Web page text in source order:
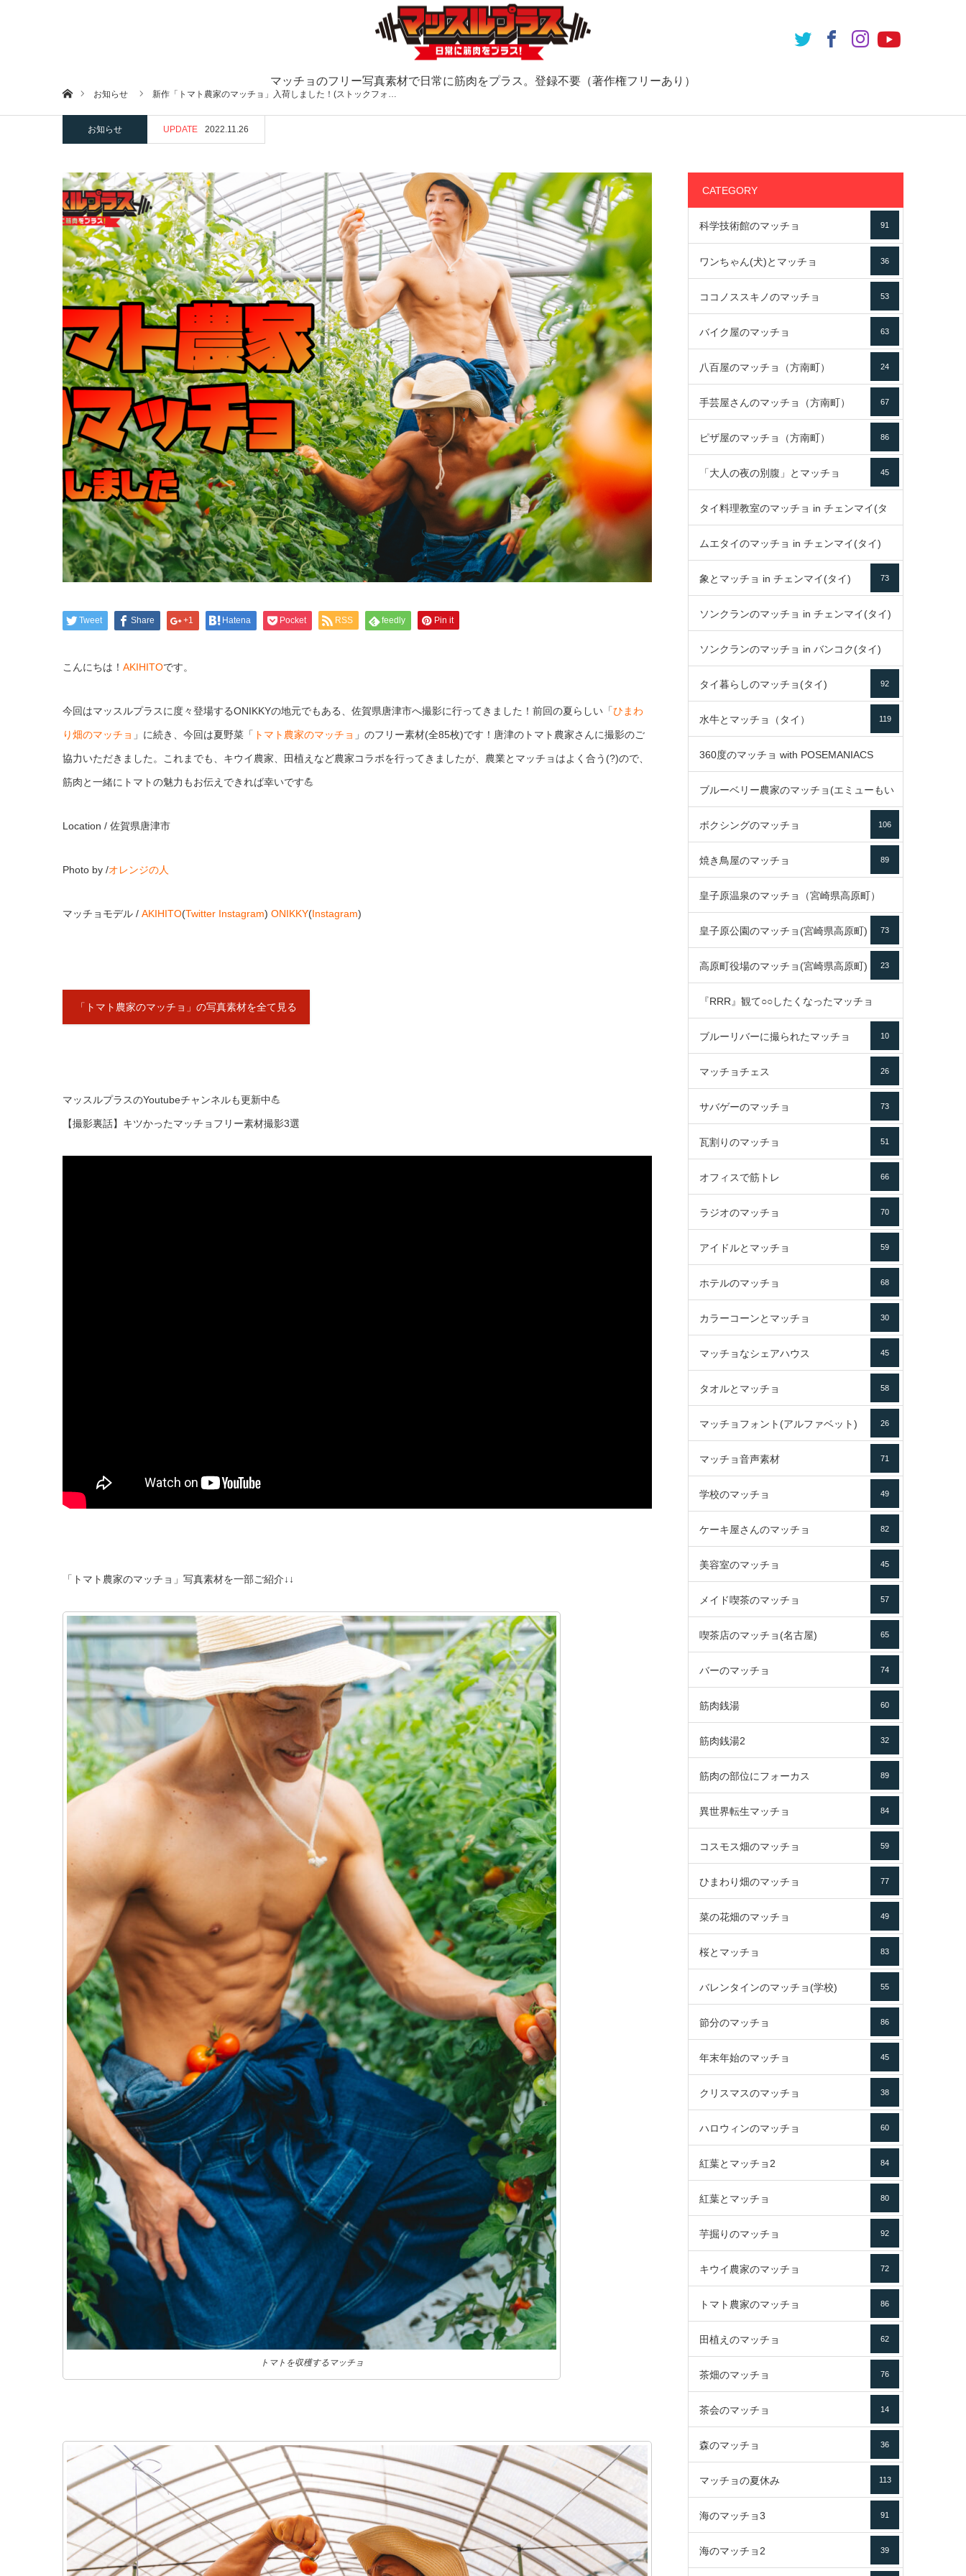
マッチョのフリー写真素材で日常に筋肉をプラス。登録不要（著作権フリーあり）
ホームお知らせ 新作「トマト農家のマッチョ」入荷しました！(ストックフォ…
お知らせ UPDATE 2022.11.26
Tweet Share +1 Hatena Pocket RSS feedly Pin it
こんにちは！ AKIHITOです。
今回はマッスルプラスに度々登場するONIKKYの地元でもある、佐賀県唐津市へ撮影に行ってきました！前回の夏らしい「ひまわ
り畑のマッチョ 」に続き、今回は夏野菜「 トマト農家のマッチョ 」のフリー素材(全85枚)です！唐津のトマト農家さんに撮影のご
協力いただきました。これまでも、キウイ農家、田植えなど農家コラボを行ってきましたが、農業とマッチョはよく合う(?)ので、
筋肉と一緒にトマトの魅力もお伝えできれば幸いです💪
Location / 佐賀県唐津市
Photo by /オレンジの人
マッチョモデル / AKIHITO(Twitter Instagram) ONIKKY(Instagram)
「トマト農家のマッチョ」の写真素材を全て見る
マッスルプラスのYoutubeチャンネルも更新中💪
【撮影裏話】キツかったマッチョフリー素材撮影3選
「トマト農家のマッチョ」写真素材を一部ご紹介↓↓
トマトを収穫するマッチョ
CATEGORY
科学技術館のマッチョ 91
ワンちゃん(犬)とマッチョ 36
ココノススキノのマッチョ 53
バイク屋のマッチョ 63
八百屋のマッチョ（方南町） 24
手芸屋さんのマッチョ（方南町） 67
ピザ屋のマッチョ（方南町） 86
「大人の夜の別腹」とマッチョ 45
タイ料理教室のマッチョ in チェンマイ(タ
イ)
ムエタイのマッチョ in チェンマイ(タイ)
79
象とマッチョ in チェンマイ(タイ) 73
ソンクランのマッチョ in チェンマイ(タイ)
ソンクランのマッチョ in バンコク(タイ)
85
タイ暮らしのマッチョ(タイ) 92
水牛とマッチョ（タイ） 119
360度のマッチョ with POSEMANIACS
49
ブルーベリー農家のマッチョ(エミューもい
るよ) 72
ボクシングのマッチョ 106
焼き鳥屋のマッチョ 89
皇子原温泉のマッチョ（宮崎県高原町）
133
皇子原公園のマッチョ(宮崎県高原町) 73
高原町役場のマッチョ(宮崎県高原町) 23
『RRR』観て○○したくなったマッチョ
16
ブルーリバーに撮られたマッチョ 10
マッチョチェス 26
サバゲーのマッチョ 73
瓦割りのマッチョ 51
オフィスで筋トレ 66
ラジオのマッチョ 70
アイドルとマッチョ 59
ホテルのマッチョ 68
カラーコーンとマッチョ 30
マッチョなシェアハウス 45
タオルとマッチョ 58
マッチョフォント(アルファベット) 26
マッチョ音声素材 71
学校のマッチョ 49
ケーキ屋さんのマッチョ 82
美容室のマッチョ 45
メイド喫茶のマッチョ 57
喫茶店のマッチョ(名古屋) 65
バーのマッチョ 74
筋肉銭湯 60
筋肉銭湯2 32
筋肉の部位にフォーカス 89
異世界転生マッチョ 84
コスモス畑のマッチョ 59
ひまわり畑のマッチョ 77
菜の花畑のマッチョ 49
桜とマッチョ 83
バレンタインのマッチョ(学校) 55
節分のマッチョ 86
年末年始のマッチョ 45
クリスマスのマッチョ 38
ハロウィンのマッチョ 60
紅葉とマッチョ2 84
紅葉とマッチョ 80
芋掘りのマッチョ 92
キウイ農家のマッチョ 72
トマト農家のマッチョ 86
田植えのマッチョ 62
茶畑のマッチョ 76
茶会のマッチョ 14
森のマッチョ 36
マッチョの夏休み 113
海のマッチョ3 91
海のマッチョ2 39